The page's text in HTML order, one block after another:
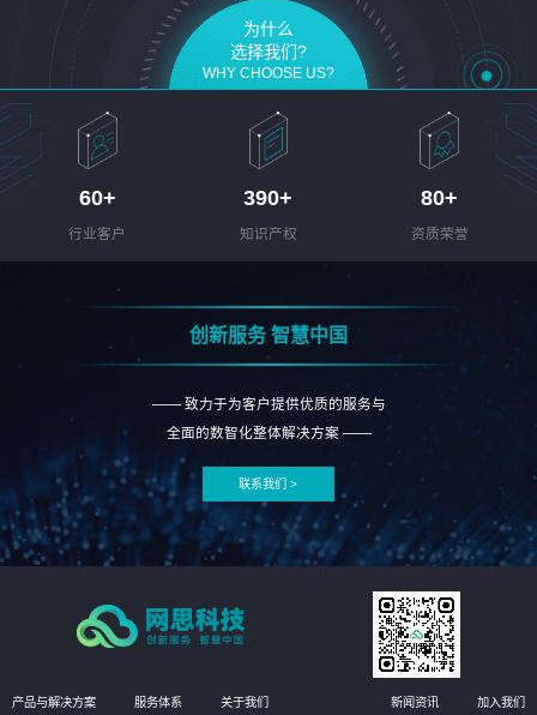
为什么
选择我们?
WHY CHOOSE US?
60+
行业客户
390+
知识产权
80+
资质荣誉
创新服务 智慧中国
—— 致力于为客户提供优质的服务与
全面的数智化整体解决方案 ——
联系我们 >
产品与解决方案 服务体系 关于我们 新闻资讯 加入我们